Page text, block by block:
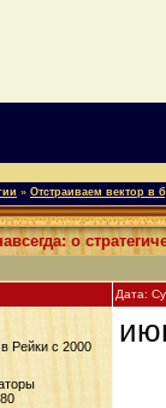
» Отстраиваем вектор в
о
Дата:
Рейки с 2000